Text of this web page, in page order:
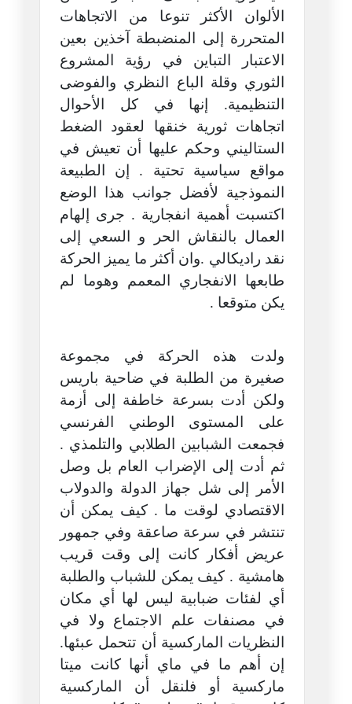
الألوان الأكثر تنوعا من الاتجاهات
المتحررة إلى المنضبطة آخذين بعين
الاعتبار التباين في رؤية المشروع
الثوري وقلة الباع النظري والفوضى
التنظيمية. إنها في كل الأحوال
اتجاهات ثورية خنقها لعقود الضغط
الستاليني وحكم عليها أن تعيش في
مواقع سياسية تحتية . إن الطبيعة
النموذجية لأفضل جوانب هذا الوضع
اكتسبت أهمية انفجارية . جرى إلهام
العمال بالنقاش الحر و السعي إلى
نقد راديكالي .وان أكثر ما يميز الحركة
طابعها الانفجاري المعمم وهوما لم
يكن متوقعا .
ولدت هذه الحركة في مجموعة
صغيرة من الطلبة في ضاحية باريس
ولكن أدت بسرعة خاطفة إلى أزمة
على المستوى الوطني الفرنسي
فجمعت الشبابين الطلابي والتلمذي .
ثم أدت إلى الإضراب العام بل وصل
الأمر إلى شل جهاز الدولة والدولاب
الاقتصادي لوقت ما . كيف يمكن أن
تنتشر في سرعة صاعقة وفي جمهور
عريض أفكار كانت إلى وقت قريب
هامشية . كيف يمكن للشباب والطلبة
أي لفئات ضبابية ليس لها أي مكان
في مصنفات علم الاجتماع ولا في
النظريات الماركسية أن تتحمل عبئها.
إن أهم ما في ماي أنها كانت ميتا
ماركسية أو فلنقل أن الماركسية